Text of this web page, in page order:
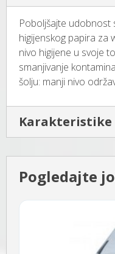
Poboljšajte udobnost
higijenskog papira za
nivo higijene u svoje
smanjivanje
šolju: manji nivo
Karakteristike
Pogledajte